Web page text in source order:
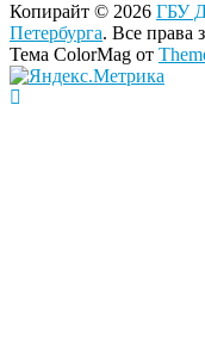
Копирайт © 2026 ГБУ
Петербурга. Все права
Тема ColorMag от